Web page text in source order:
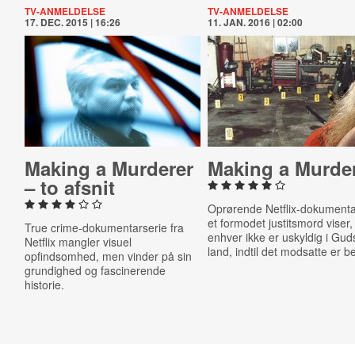
TV-ANMELDELSE
17. DEC. 2015 | 16:26
Making a Murderer
– to afsnit
True crime-dokumentarserie fra
Netflix mangler visuel
opfindsomhed, men vinder på sin
grundighed og fascinerende
historie.
TV-ANMELDELSE
11. JAN. 2016 | 02:00
Making a
Oprørende Netflix-
et formodet justitsmord
enhver ikke er uskyldig i
land, indtil det modsatte er